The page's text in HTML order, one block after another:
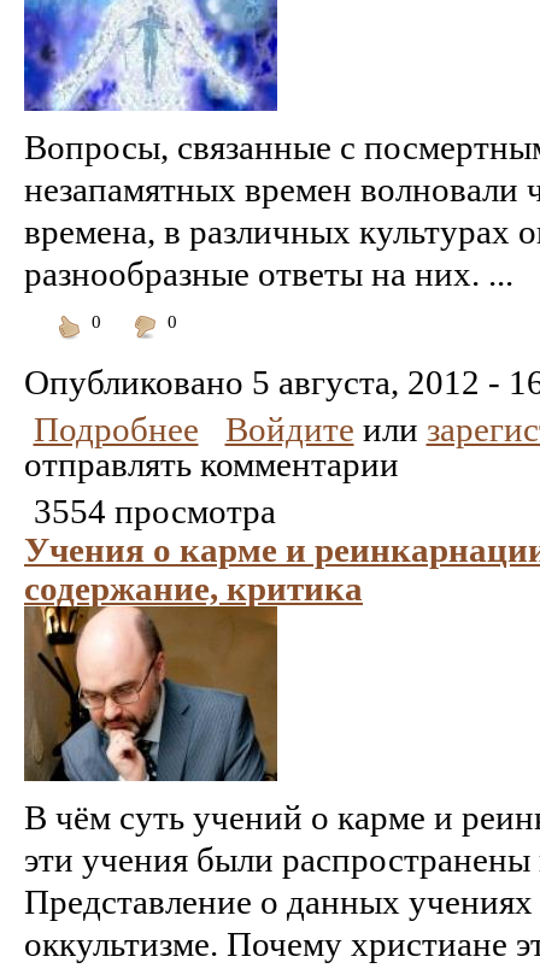
Вопросы, связанные с
незапамятных времен волновали
времена, в различных культурах
разнообразные ответы на них. ...
0
0
Опубликовано 5 августа, 2012 -
Подробнее
Войдите или
отправлять комментарии
3554 просмотра
Учения о карме и
содержание, критика
В чём суть учений о карме и
эти учения были
Представление о данных
оккультизме. Почему христиане